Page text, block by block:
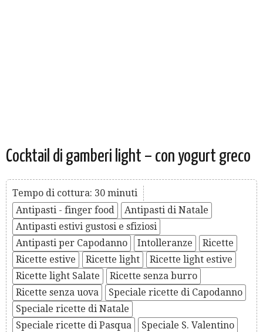
Cocktail di gamberi light – con yogurt greco
Tempo di cottura: 30 minuti
Antipasti - finger food
Antipasti di Natale
Antipasti estivi gustosi e sfiziosi
Antipasti per Capodanno
Intolleranze
Ricette
Ricette estive
Ricette light
Ricette light estive
Ricette light Salate
Ricette senza burro
Ricette senza uova
Speciale ricette di Capodanno
Speciale ricette di Natale
Speciale ricette di Pasqua
Speciale S. Valentino